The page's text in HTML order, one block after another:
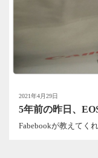
2021年4月29日
5年前の昨日、
Fabebookが教えてく